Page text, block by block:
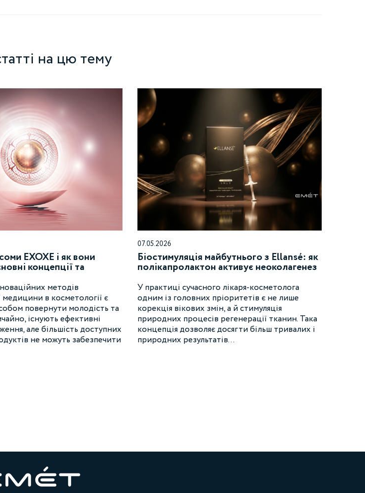
на цю тему
EXOXE і як вони
концепції та
обміні інформацією та
процеси
методів
в косметології є
повернути молодість та
існують ефективні
але більшість доступних
не можуть забезпечити
07.05.2026
Біостимуляція майбутнього з Ellansé: як
полікапролактон активує неоколагенез
У практиці сучасного лікаря-косметолога
одним із головних пріоритетів є не лише
корекція вікових змін, а й стимуляція
природних процесів регенерації тканин. Така
концепція дозволяє досягти більш тривалих і
природних результатів…